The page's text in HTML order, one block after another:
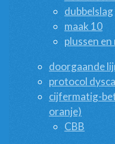
dubbelslag
maak 10
plussen
doorgaande
protocol
cijfermatig-
oranje)
CBB